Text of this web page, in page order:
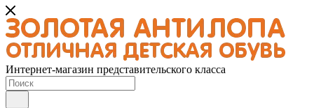
Интернет-магазин представительского класса